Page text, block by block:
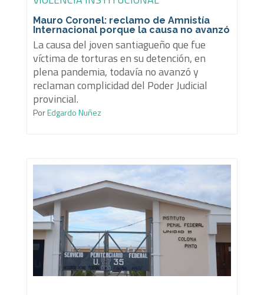
Mauro Coronel: reclamo de Amnistía
Internacional porque la causa no avanzó
La causa del joven santiagueño que fue
víctima de torturas en su detención, en
plena pandemia, todavía no avanzó y
reclaman complicidad del Poder Judicial
provincial.
PorEdgardo Nuñez